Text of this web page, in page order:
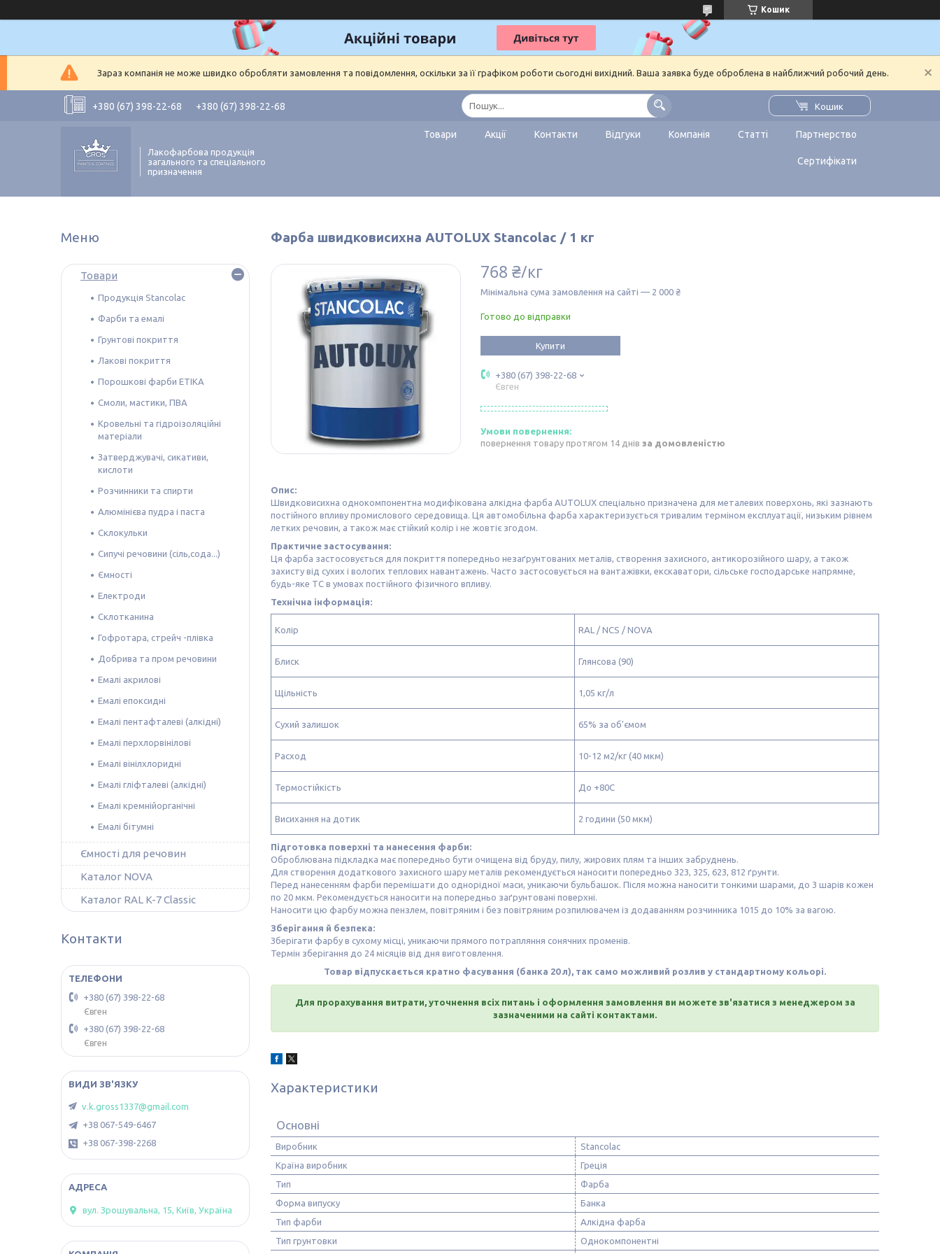
Кошик
Зараз компанія не може швидко обробляти замовлення та повідомлення, оскільки за її графіком роботи сьогодні вихідний. Ваша заявка буде оброблена в найближчий робочий день.
+380 (67) 398-22-68 +380 (67) 398-22-68 Кошик
Лакофарбова продукція
загального та спеціального
призначення
Товари Акції Контакти Відгуки Компанія Статті Партнерство
Сертифікати
Фарба швидковисихна АUTOLUX Stancolac / 1 кг
768 ₴/кг
Мінімальна сума замовлення на сайті — 2 000 ₴
Готово до відправки
Купити
+380 (67) 398-22-68
Євген
повернення товару протягом 14 днів за домовленістю
Опис:
Швидковисихна однокомпонентна модифікована алкідна фарба AUTOLUX спеціально призначена для металевих поверхонь, які зазнають
постійного впливу промислового середовища. Ця автомобільна фарба характеризується тривалим терміном експлуатації, низьким рівнем
летких речовин, а також має стійкий колір і не жовтіє згодом.
Практичне застосування:
Ця фарба застосовується для покриття попередньо незаґрунтованих металів, створення захисного, антикорозійного шару, а також
захисту від сухих і вологих теплових навантажень. Часто застосовується на вантажівки, екскаватори, сільське господарське напрямне,
будь-яке ТС в умовах постійного фізичного впливу.
Технічна інформація:
Колір RAL / NCS / NOVA
Блиск Глянсова (90)
Щільність 1,05 кг/л
Сухий залишок 65% за об'ємом
Расход 10-12 м2/кг (40 мкм)
Термостійкість До +80С
Висихання на дотик 2 години (50 мкм)
Підготовка поверхні та нанесення фарби:
Оброблювана підкладка має попередньо бути очищена від бруду, пилу, жирових плям та інших забруднень.
Для створення додаткового захисного шару металів рекомендується наносити попередньо 323, 325, 623, 812 ґрунти.
Перед нанесенням фарби перемішати до однорідної маси, уникаючи бульбашок. Після можна наносити тонкими шарами, до 3 шарів кожен
по 20 мкм. Рекомендується наносити на попередньо заґрунтовані поверхні.
Наносити цю фарбу можна пензлем, повітряним і без повітряним розпилювачем із додаванням розчинника 1015 до 10% за вагою.
Зберігання й безпека:
Зберігати фарбу в сухому місці, уникаючи прямого потрапляння сонячних променів.
Термін зберігання до 24 місяців від дня виготовлення.
Товар відпускається кратно фасування (банка 20 л), так само можливий розлив у стандартному кольорі.
Для прорахування витрати, уточнення всіх питань і оформлення замовлення ви можете зв'язатися з менеджером за
зазначеними на сайті контактами.
Характеристики
Основні
Виробник
Stancolac
Країна виробник
Греція
Тип
Фарба
Форма випуску
Банка
Тип фарби
Алкідна фарба
Тип грунтовки
Однокомпонентні
Товари
Продукція Stancolac
Фарби та емалі
Грунтові покриття
Лакові покриття
Порошкові фарби ETIKA
Смоли, мастики, ПВА
Кровельні та гідроізоляційні
матеріали
Затверджувачі, сикативи,
кислоти
Розчинники та спирти
Алюмінієва пудра і паста
Склокульки
Сипучі речовини (сіль,сода...)
Ємності
Електроди
Склотканина
Гофротара, стрейч -плівка
Добрива та пром речовини
Емалі акрилові
Емалі епоксидні
Емалі пентафталеві (алкідні)
Емалі перхлорвінілові
Емалі вінілхлоридні
Емалі гліфталеві (алкідні)
Емалі кремнійорганічні
Емалі бітумні
Ємності для речовин
Каталог NOVA
Каталог RAL K-7 Classic
Контакти
+380 (67) 398-22-68
Євген
+380 (67) 398-22-68
Євген
v.k.gross1337@gmail.com
+38 067-549-6467
+38 067-398-2268
вул. Зрошувальна, 15, Київ, Україна